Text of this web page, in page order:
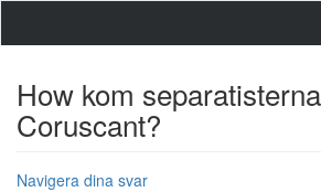
How kom
Coruscant?
Navigera dina svar